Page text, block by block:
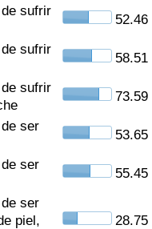
sufrir
52.46
sufrir
58.51
sufrir
73.59
ser
53.65
ser
55.45
ser
piel,
28.75